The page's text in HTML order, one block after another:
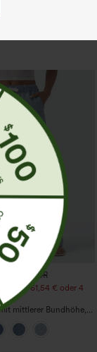
€49,95 EUR
für 61,54 € oder 4
€.
mit mittlerer Bundhöhe,